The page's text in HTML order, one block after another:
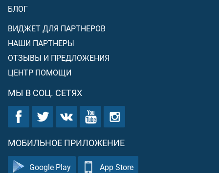
БЛОГ
ВИДЖЕТ ДЛЯ ПАРТНЕРОВ
НАШИ ПАРТНЕРЫ
ОТЗЫВЫ И ПРЕДЛОЖЕНИЯ
ЦЕНТР ПОМОЩИ
МЫ В СОЦ. СЕТЯХ
МОБИЛЬНОЕ ПРИЛОЖЕНИЕ
Google Play App Store